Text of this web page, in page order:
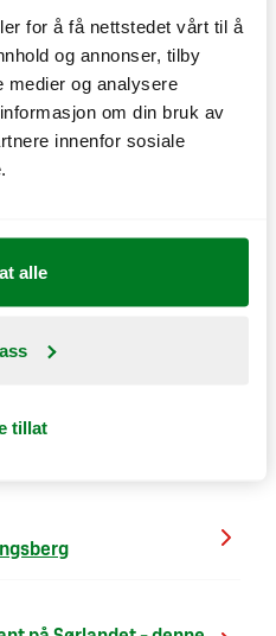
for å få nettstedet vårt til å
og annonser, tilby
medier og analysere
om din bruk av
innenfor sosiale
alle
tillat
råvarene skal vi